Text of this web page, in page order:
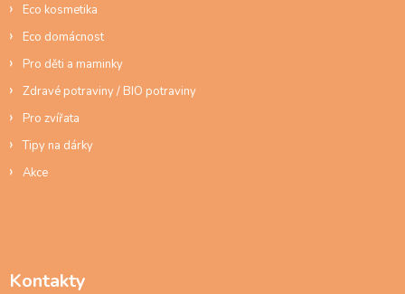
Eco kosmetika
Eco domácnost
Pro děti a maminky
Zdravé potraviny / BIO potraviny
Pro zvířata
Tipy na dárky
Akce
Kontakty